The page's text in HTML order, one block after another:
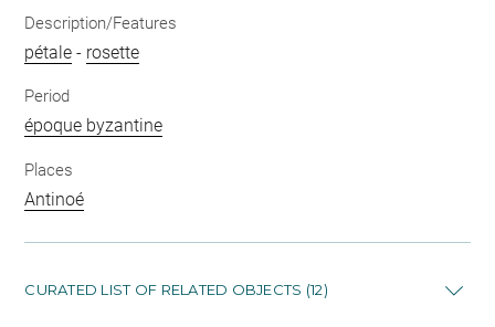
Description/Features
pétale - rosette
Period
époque byzantine
Places
Antinoé
CURATED LIST OF RELATED OBJECTS (12)